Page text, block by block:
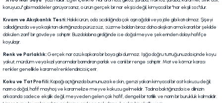
koruyucu" gibi maddeler görüyorsanız, o ürün gerçek bir nar ekşisi değil, kimyasal bir "nar ekşili sos"dur.
Kıvam ve Akışkanlık Testi:Hakiki ürün, oda sıcaklığında çok aşırı ağdalı veya jöle gibi katı olmaz. Şişeyi
salladığınızda veya kaşıktan akıttığınızda pürüzsüz, süzme baldan biraz daha akışkan ama kararlı bir şekilde
dökülen zarif bir gövdeye sahiptir. Buzdolabına girdiğinde ise doğal meyve şekerinden dolayı hafifçe
koyulaşır.
Renk ve Parlaklık:Gerçek nar özü kapkara bir boya gibi durmaz. Işığa doğru tuttuğunuzda içinde koyu
yakut, mürdüm veya kızıl yansımalar barındıran parlak ve canlı bir renge sahiptir. Mat ve kömür karası
renkler genellikle karamel renklendiricisi içerir.
Koku ve Tat Profili:Kapağı açtığınızda burnunuza keskin, genzi yakan kimyasal bir asit kokusu değil;
narın o doğal, hafif mayhoş ve karamelize meyve kokusu gelmelidir. Tadına baktığınızda ise dilinizin
arkasında sadece ekşilik değil, meyveden gelen çok hafif, dengeli bir tatlılık ve narin bir burukluk kalmalıdır.